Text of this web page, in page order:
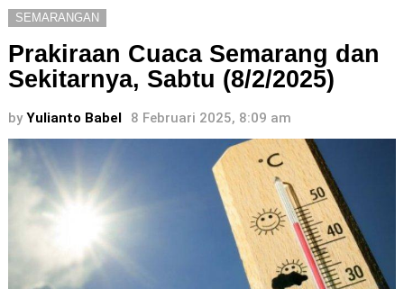
SEMARANGAN
Prakiraan Cuaca Semarang dan
Sekitarnya, Sabtu (8/2/2025)
by Yulianto Babel 8 Februari 2025, 8:09 am